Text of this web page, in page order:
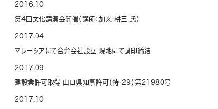
2016.10
第4回文化講演会開催（講師：加来 耕三 氏）
2017.04
マレーシアにて合弁会社設立 現地にて調印締結
2017.09
建設業許可取得 山口県知事許可（特-29）第21980号
2017.10